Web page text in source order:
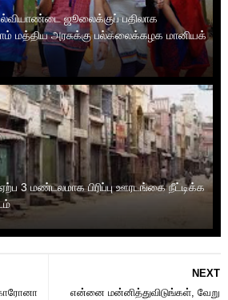
ஜூலைக்குப் பதிலாக
மத்திய அரசுக்கு பல்கலைக்கழக மானியக்
3 மண்டலமாக பிரிப்பு ஊரடங்கை நீட்டிக்க
NEXT
என்னை மன்னித்துவிடுங்கள், வேறு